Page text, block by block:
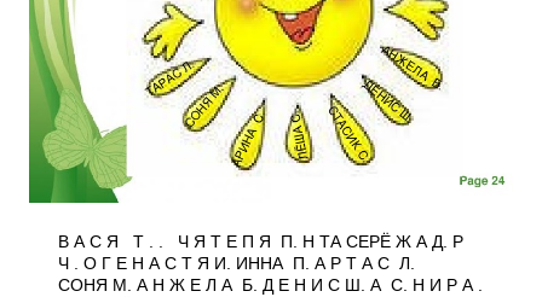
В А С Я Т . . Ч Я Т Е П Я П. Н ТА СЕРЁ Ж А Д. Р
Ч . О Г Е Н А С Т Я И. ИННА П. А Р Т А С Л.
СОНЯ М. А Н Ж Е Л А Б. Д Е Н И С Ш. А С. Н И Р А .